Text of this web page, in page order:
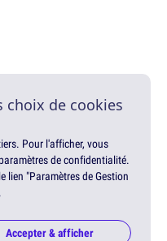
choix de cookies
Pour l'afficher, vous
de confidentialité.
lien "Paramètres de Gestion
Accepter & afficher